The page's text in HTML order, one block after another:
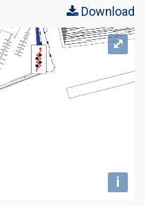
Download
i
⤢